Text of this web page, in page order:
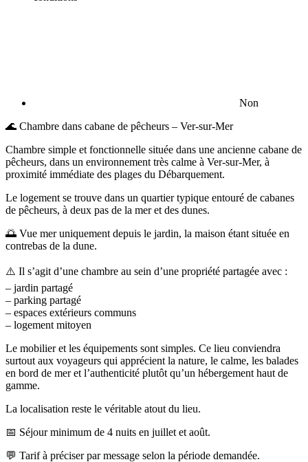
Non
🌊 Chambre dans cabane de pêcheurs – Ver-sur-Mer
Chambre simple et fonctionnelle située dans une ancienne cabane de
pêcheurs, dans un environnement très calme à Ver-sur-Mer, à
proximité immédiate des plages du Débarquement.
Le logement se trouve dans un quartier typique entouré de cabanes
de pêcheurs, à deux pas de la mer et des dunes.
🌅 Vue mer uniquement depuis le jardin, la maison étant située en
contrebas de la dune.
⚠️ Il s’agit d’une chambre au sein d’une propriété partagée avec :
– jardin partagé
– parking partagé
– espaces extérieurs communs
– logement mitoyen
Le mobilier et les équipements sont simples. Ce lieu conviendra
surtout aux voyageurs qui apprécient la nature, le calme, les balades
en bord de mer et l’authenticité plutôt qu’un hébergement haut de
gamme.
La localisation reste le véritable atout du lieu.
📅 Séjour minimum de 4 nuits en juillet et août.
💬 Tarif à préciser par message selon la période demandée.